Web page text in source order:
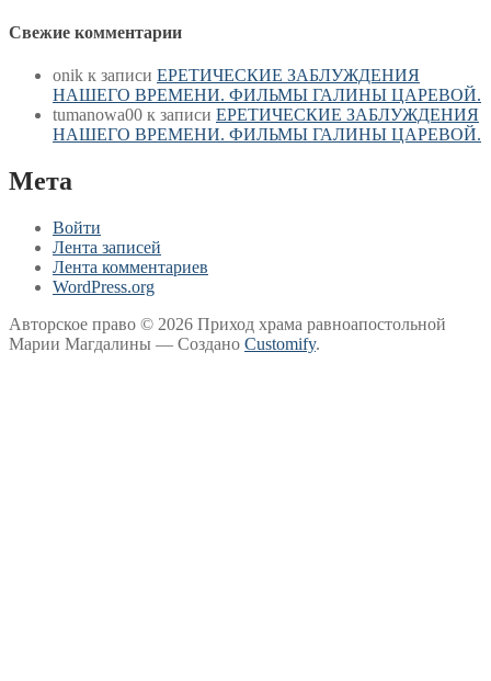
Свежие комментарии
onik к записи ЕРЕТИЧЕСКИЕ ЗАБЛУЖДЕНИЯ
НАШЕГО ВРЕМЕНИ. ФИЛЬМЫ ГАЛИНЫ ЦАРЕВОЙ.
tumanowa00 к записи ЕРЕТИЧЕСКИЕ ЗАБЛУЖДЕНИЯ
НАШЕГО ВРЕМЕНИ. ФИЛЬМЫ ГАЛИНЫ ЦАРЕВОЙ.
Мета
Войти
Лента записей
Лента комментариев
WordPress.org
Авторское право © 2026 Приход храма равноапостольной
Марии Магдалины — Создано Customify.